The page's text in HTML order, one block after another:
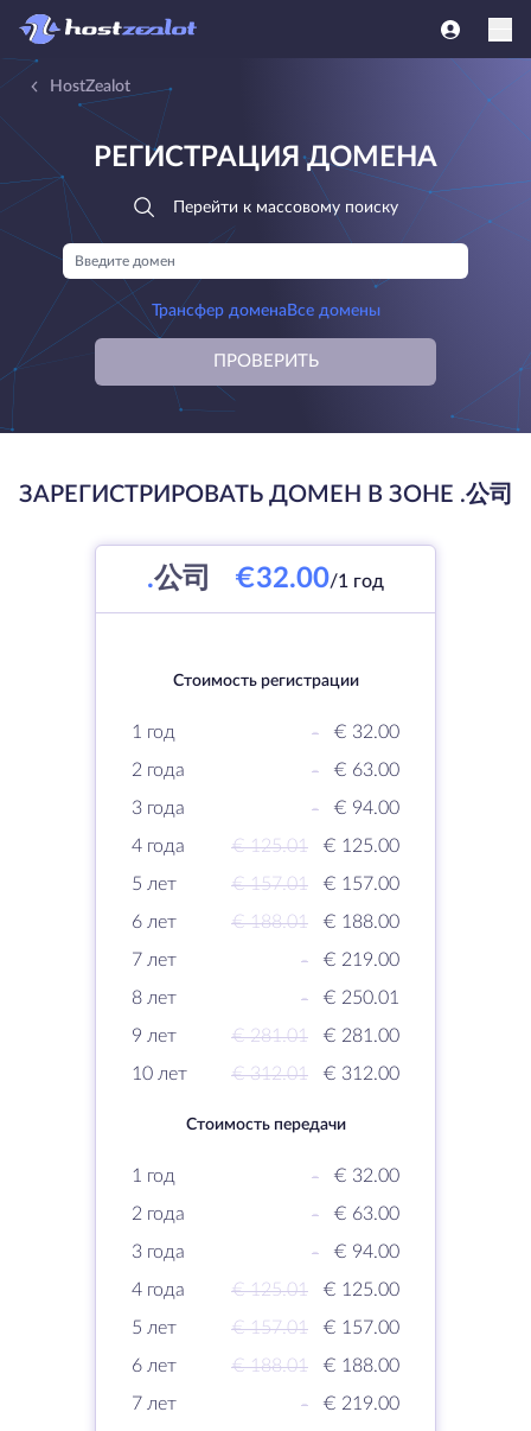
HostZealot
РЕГИСТРАЦИЯ ДОМЕНА
Перейти к массовому поиску
Трансфер домена Все домены
ПРОВЕРИТЬ
ЗАРЕГИСТРИРОВАТЬ ДОМЕН В ЗОНЕ .公司
.公司 €32.00/1 год
Стоимость регистрации
1 год -
€ 32.00
2 года
-
€ 63.00
3 года
-
€ 94.00
4 года
€ 125.01
€ 125.00
5 лет
€ 157.01
€ 157.00
6 лет
€ 188.01
€ 188.00
7 лет
-
€ 219.00
8 лет
-
€ 250.01
9 лет
€ 281.01
€ 281.00
10 лет
€ 312.01 € 312.00
Стоимость передачи
1 год -
€ 32.00
2 года
-
€ 63.00
3 года
-
€ 94.00
4 года
€ 125.01
€ 125.00
5 лет
€ 157.01
€ 157.00
6 лет
€ 188.01
€ 188.00
7 лет
-
€ 219.00